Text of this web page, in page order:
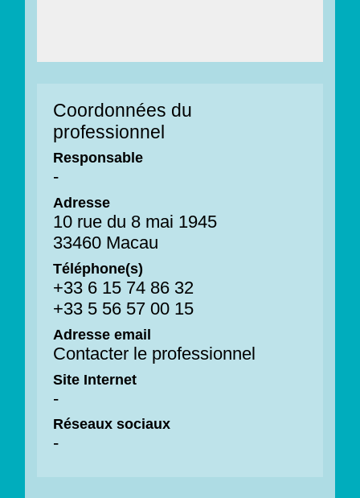
Coordonnées du
professionnel
Responsable
-
Adresse
10 rue du 8 mai 1945
33460 Macau
Téléphone(s)
+33 6 15 74 86 32
+33 5 56 57 00 15
Adresse email
Contacter le professionnel
Site Internet
-
Réseaux sociaux
-